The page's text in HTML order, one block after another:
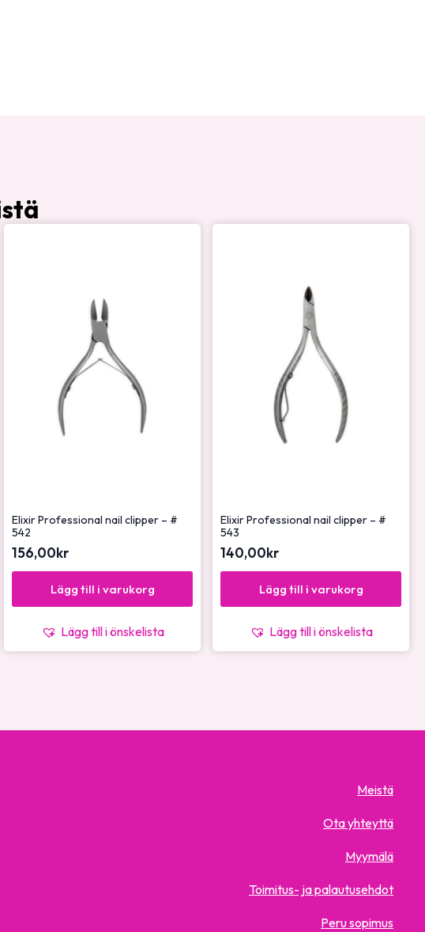
Elixir Professional nail clipper – #
542
156,00kr
Lägg till i varukorg
Lägg till i önskelista
Elixir Professional nail clipper – #
543
140,00kr
Lägg till i varukorg
Lägg till i önskelista
Meistä
Ota yhteyttä
Myymälä
Toimitus- ja palautusehdot
Peru sopimus